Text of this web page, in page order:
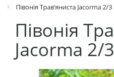
Півонія Трав’яниста Jacorma 2/3
Півонія
Jacorma 2/3